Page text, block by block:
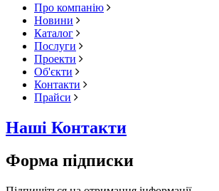
Про компанію
Новини
Каталог
Послуги
Проекти
Об'єкти
Контакти
Прайси
Наші Контакти
Форма підписки